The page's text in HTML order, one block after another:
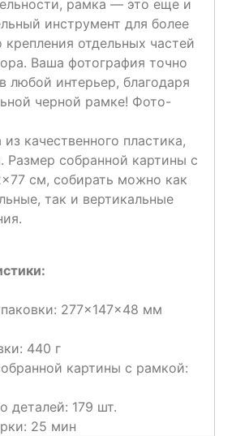
рамка — это еще и
инструмент для более
крепления отдельных частей
Ваша фотография точно
любой интерьер, благодаря
черной рамке! Фото-
качественного пластика,
Размер собранной картины с
см, собирать можно как
так и вертикальные
277×147×48 мм
440 г
картины с рамкой:
деталей: 179 шт.
25 мин